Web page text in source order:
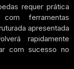
requer prática
ferramentas
apresentada
rapidamente
com sucesso no